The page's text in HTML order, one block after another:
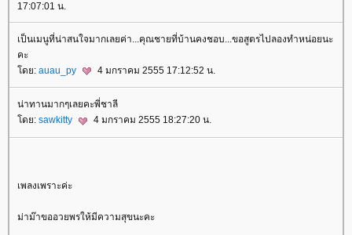
17:07:01 น.
เป็นเมนูที่น่าสนใจมากเลยค่า...คุณชายที่บ้านคงชอบ...ขอสูตรไปลองทำหน่อยนะ
คะ
ดย: auau_py 4 มกราคม 2555 17:12:52 น.
น่าทานมากๆเลยคะพี่ชาลี
ดย: sawkitty 4 มกราคม 2555 18:27:20 น.
เพลงเพราะค่ะ
ม่าม๊าขออวยพรให้มีความสุขนะคะ